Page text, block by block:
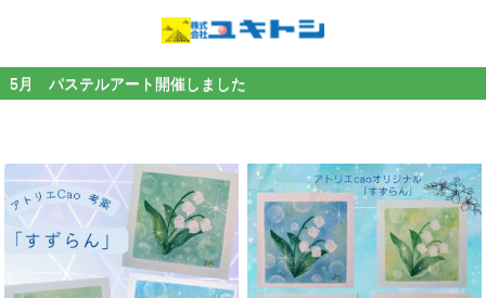
5月 パステルアート開催しました